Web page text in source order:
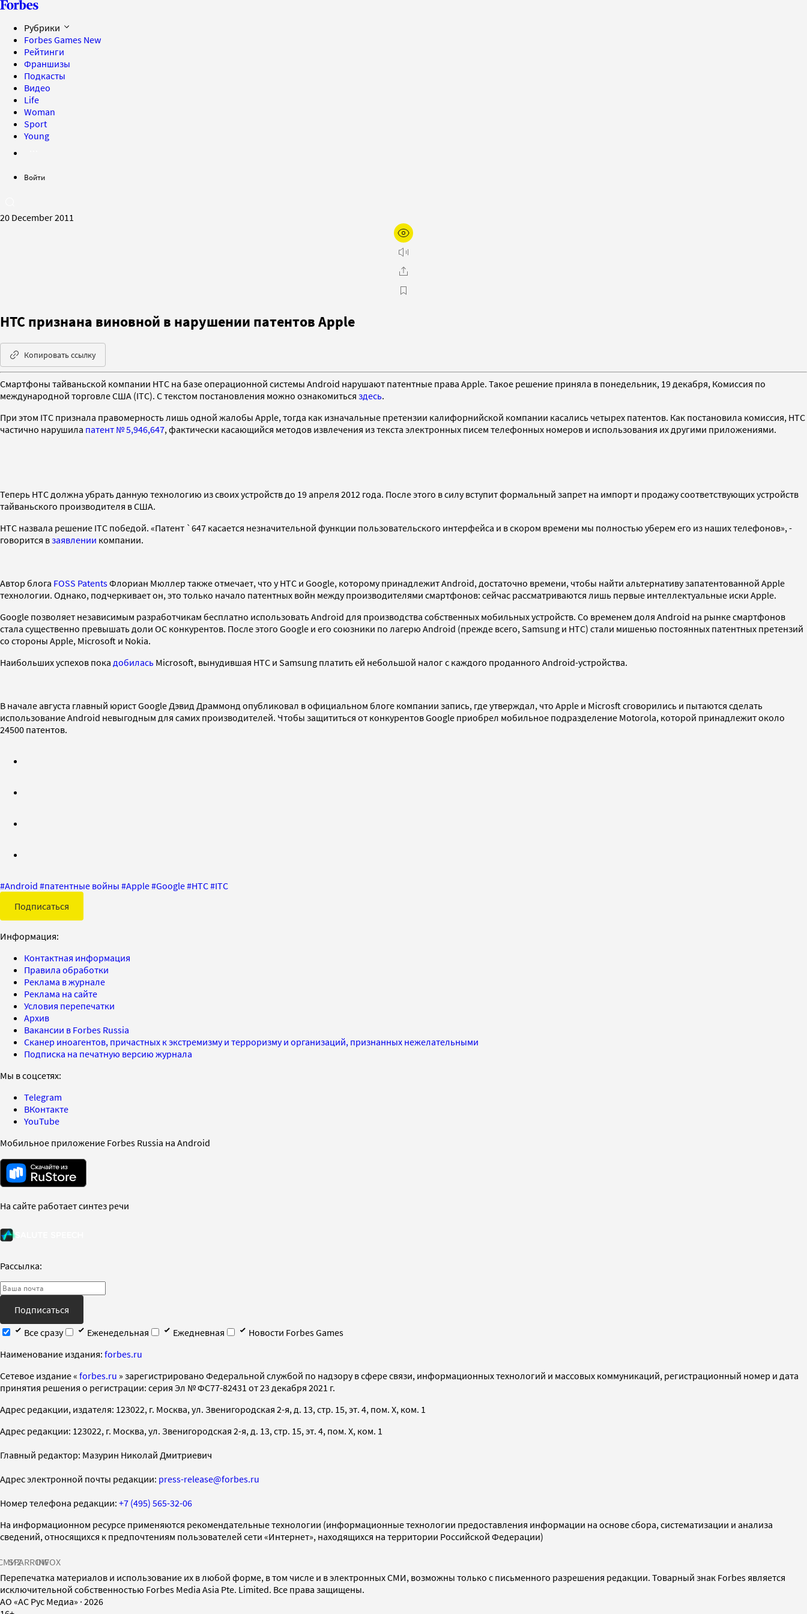
Рубрики
Forbes Games New
Рейтинги
Франшизы
Подкасты
Видео
Life
Woman
Sport
Young
Войти
20 December 2011
HTC признана виновной в нарушении патентов Apple
Копировать ссылку
Смартфоны тайваньской компании HTC на базе операционной системы Android нарушают патентные права Apple. Такое решение приняла в понедельник, 19 декабря, Комиссия по
международной торговле США (ITC). С текстом постановления можно ознакомиться здесь.
При этом ITC признала правомерность лишь одной жалобы Apple, тогда как изначальные претензии калифорнийской компании касались четырех патентов. Как постановила комиссия, HTC
частично нарушила патент № 5,946,647, фактически касающийся методов извлечения из текста электронных писем телефонных номеров и использования их другими приложениями.
Теперь HTC должна убрать данную технологию из своих устройств до 19 апреля 2012 года. После этого в силу вступит формальный запрет на импорт и продажу соответствующих устройств
тайваньского производителя в США.
HTC назвала решение ITC победой. «Патент `647 касается незначительной функции пользовательского интерфейса и в скором времени мы полностью уберем его из наших телефонов», -
говорится взаявлении компании.
Автор блога FOSS PatentsФлориан Мюллер также отмечает, что у HTC и Google, которому принадлежит Android, достаточно времени, чтобы найти альтернативу запатентованной Apple
технологии. Однако, подчеркивает он, это только начало патентных войн между производителями смартфонов: сейчас рассматриваются лишь первые интеллектуальные иски Apple.
Google позволяет независимым разработчикам бесплатно использовать Android для производства собственных мобильных устройств. Со временем доля Android на рынке смартфонов
стала существенно превышать доли ОС конкурентов. После этого Google и его союзники по лагерю Android (прежде всего, Samsung и HTC) стали мишенью постоянных патентных претензий
со стороны Apple, Microsoft и Nokia.
Наибольших успехов пока добилась Microsoft, вынудившая HTC и Samsung платить ей небольшой налог с каждого проданного Android-устройства.
В начале августа главный юрист Google Дэвид Драммонд опубликовал в официальном блоге компании запись, где утверждал, что Apple и Microsft сговорились и пытаются сделать
использование Android невыгодным для самих производителей. Чтобы защититься от конкурентов Google приобрел мобильное подразделение Motorola, которой принадлежит около
24500 патентов.
#Android #патентные войны #Apple#Google#HTC#ITC
Подписаться
Информация:
Контактная информация
Правила обработки
Реклама в журнале
Реклама на сайте
Условия перепечатки
Архив
Вакансии в Forbes Russia
Сканер иноагентов, причастных к экстремизму и терроризму и организаций, признанных нежелательными
Подписка на печатную версию журнала
Мы в соцсетях:
Telegram
ВКонтакте
YouTube
Мобильное приложение Forbes Russia на Android
На сайте работает синтез речи
Рассылка:
Подписаться
Все сразу
Еженедельная Ежедневная
Новости Forbes Games
Наименование издания: forbes.ru
Cетевое издание « forbes.ru » зарегистрировано Федеральной службой по надзору в сфере связи, информационных технологий и массовых коммуникаций, регистрационный номер и дата
принятия решения о регистрации: серия Эл № ФС77-82431 от 23 декабря 2021 г.
Адрес редакции, издателя: 123022, г. Москва, ул. Звенигородская 2-я, д. 13, стр. 15, эт. 4, пом. X, ком. 1
Адрес редакции: 123022, г. Москва, ул. Звенигородская 2-я, д. 13, стр. 15, эт. 4, пом. X, ком. 1
Главный редактор: Мазурин Николай Дмитриевич
Адрес электронной почты редакции: press-release@forbes.ru
Номер телефона редакции: +7 (495) 565-32-06
На информационном ресурсе применяются рекомендательные технологии (информационные технологии предоставления информации на основе сбора, систематизации и анализа
сведений, относящихся к предпочтениям пользователей сети «Интернет», находящихся на территории Российской Федерации)
SPARROWINFOX
Перепечатка материалов и использование их в любой форме, в том числе и в электронных СМИ, возможны только с письменного разрешения редакции. Товарный знак Forbes является
исключительной собственностью Forbes Media Asia Pte. Limited. Все права защищены.
AO «АС Рус Медиа» · 2026